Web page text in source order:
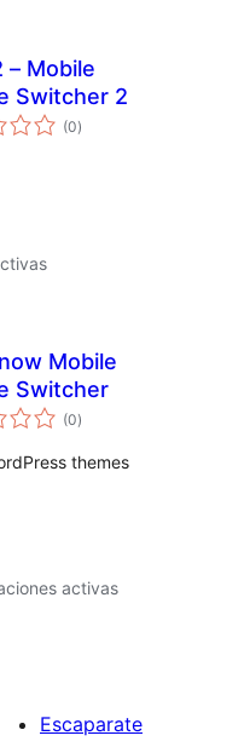
– Mobile
Switcher 2
(0valoraciones
en
)
Mobile
Switcher
(0valoraciones
en
)
themes
activas
Escaparate